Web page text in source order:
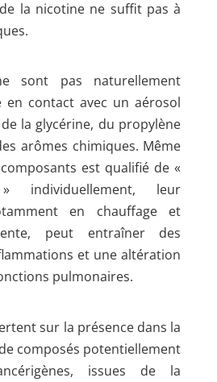
la nicotine ne suffit pas à
sont pas naturellement
contact avec un aérosol
la glycérine, du propylène
arômes chimiques. Même
est qualifié de «
individuellement, leur
en chauffage et
peut entraîner des
et une altération
pulmonaires.
sur la présence dans la
composés potentiellement
issues de la